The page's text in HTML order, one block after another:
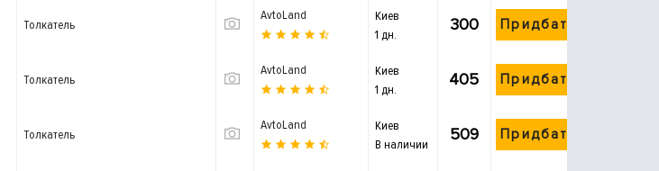
Толкатель
AvtoLand
Киев
1 дн.
300 Придбати
Толкатель
AvtoLand
Киев
1 дн.
405 Придбати
Толкатель
AvtoLand
Киев
В наличии
509 Придбати